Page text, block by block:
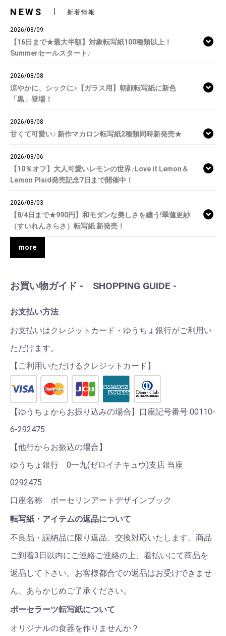
NEWS 新着情報
2026/08/09
【16日まで★最大半額】対象転写紙100種類以上！
Summerセールスタート♪
2026/08/08
涼やかに、シックに♪【ガラス用】朝顔転写紙に新色
「黒」登場！
2026/08/08
甘くて可愛い♪ 新作マカロン転写紙2種類同時新発売★
2026/08/06
【10％オフ】大人可愛いレモンの世界♪Love it Lemon＆
Lemon Plaid発売記念7日まで開催中！
2026/08/03
【8/4日まで★990円】和モダンな美しさを纏う!翠蓮更紗
（すいれんさらさ）転写紙 新発売！
more
お買い物ガイド - SHOPPING GUIDE -
お支払い方法
お支払いはクレジットカード・ゆうちょ銀行がご利用い
ただけます。
【ご利用いただけるクレジットカード】
【ゆうちょからお振り込みの場合】口座記号番号 00110-
6-292475
【他行からお振込の場合】
ゆうちょ銀行 0一九(ゼロイチキュウ)支店 当座
0292475
口座名称 ポーセリンアートデザインブック
転写紙・アイテムの返品について
不良品・誤納品に限り返品、交換対応いたします。商品
ご到着3日以内にご連絡ご連絡の上、着払いにて商品を
返品して下さい。お客様都合での返品はお受けできませ
ん、あらかじめご了承ください。
ポーセラーツ転写紙について
オリジナルの食器を作りませんか？